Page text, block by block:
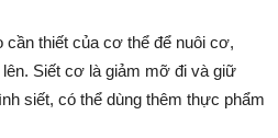
thiết của cơ thể để nuôi cơ,
Siết cơ là giảm mỡ đi và giữ
siết, có thể dùng thêm thực phẩm